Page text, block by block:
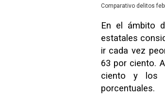
Comparativo delitos
En el ámbito
estatales
ir cada vez
63 por ciento.
ciento y los
porcentuales.